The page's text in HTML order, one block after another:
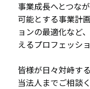
事業成長へとつな
可能とする事業計
ョンの最適化など
えるプロフェッシ
皆様が日々対峙す
当法人までご相談